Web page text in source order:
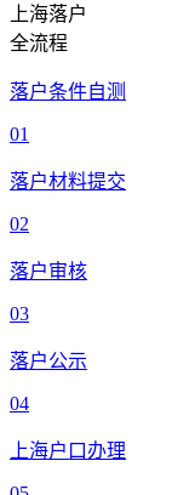
上海落户
全流程
落户条件自测
01
落户材料提交
02
落户审核
03
落户公示
04
上海户口办理